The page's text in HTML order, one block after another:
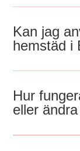
Kan jag
hemstäd i
Hur
eller